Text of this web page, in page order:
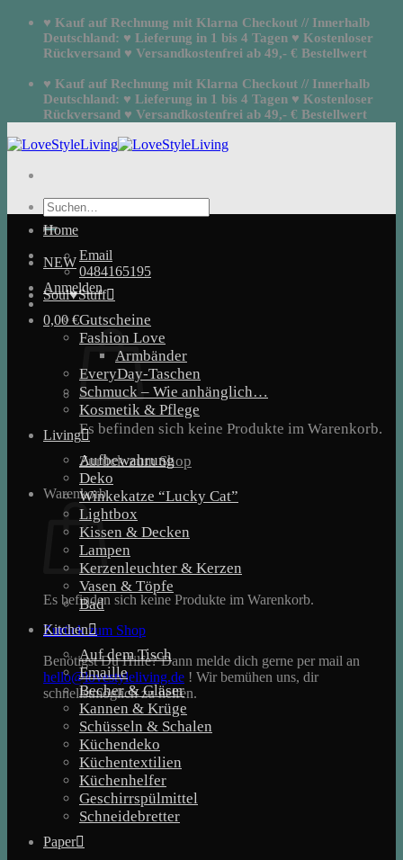
Zum
springen
♥ Kauf auf Rechnung mit Klarna Checkout // Innerhalb
Deutschland: ♥ Lieferung in 1 bis 4 Tagen ♥ Kostenloser
Rückversand ♥ Versandkostenfrei ab 49,- € Bestellwert
♥ Kauf auf Rechnung mit Klarna Checkout // Innerhalb
Deutschland: ♥ Lieferung in 1 bis 4 Tagen ♥ Kostenloser
Rückversand ♥ Versandkostenfrei ab 49,- € Bestellwert
Suchen
nach:
Email
0484165195
Anmelden
0,00€
Es befinden sich keine Produkte im Warenkorb.
Zurück zum Shop
Warenkorb
Es befinden sich keine Produkte im Warenkorb.
Zurück zum Shop
Benötigst Du Hilfe? Dann melde dich gerne per mail an
hello@lovestyleliving.de ! Wir bemühen uns, dir
schnellstmöglich zu helfen.
Home
NEW
Soul♥Stuff
Gutscheine
Fashion Love
Armbänder
EveryDay-Taschen
Schmuck – Wie anhänglich…
Kosmetik & Pflege
Living
Aufbewahrung
Deko
Winkekatze “Lucky Cat”
Lightbox
Kissen & Decken
Lampen
Kerzenleuchter & Kerzen
Vasen & Töpfe
Bad
Kitchen
Auf dem Tisch
Emaille
Becher & Gläser
Kannen & Krüge
Schüsseln & Schalen
Küchendeko
Küchentextilien
Küchenhelfer
Geschirrspülmittel
Schneidebretter
Paper